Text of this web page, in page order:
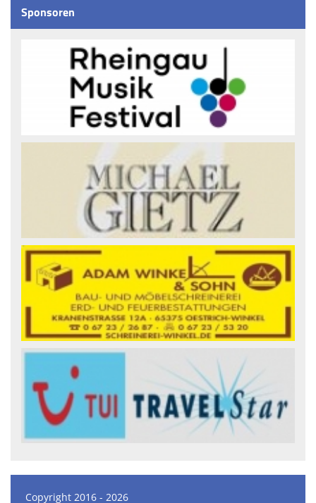
Sponsoren
Copyright 2016 - 2026